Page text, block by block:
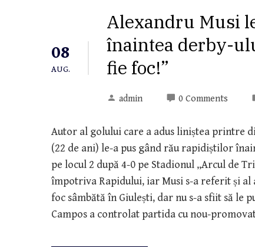
08
AUG.
Alexandru Musi
înaintea derby-
fie foc!”
admin 0 Comments
Autor al golului care a adus liniștea printre
(22 de ani) le-a pus gând rău rapidiștilor
pe locul 2 după 4-0 pe Stadionul „Arcul de
împotriva Rapidului, iar Musi s-a referit și al
foc sâmbătă în Giulești, dar nu s-a sfiit să le
Campos a controlat partida cu nou-